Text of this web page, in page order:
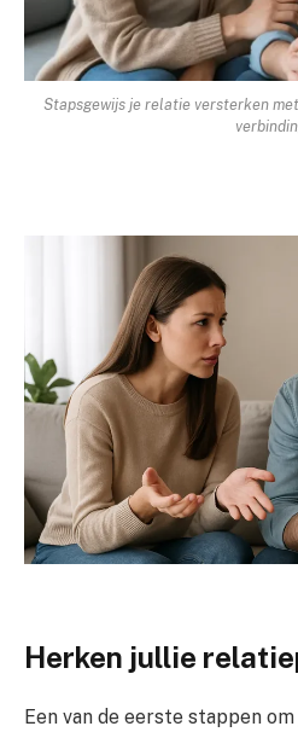
Stapsgewijs je relatie versterken
Herken jullie
Een van de eerste stappen